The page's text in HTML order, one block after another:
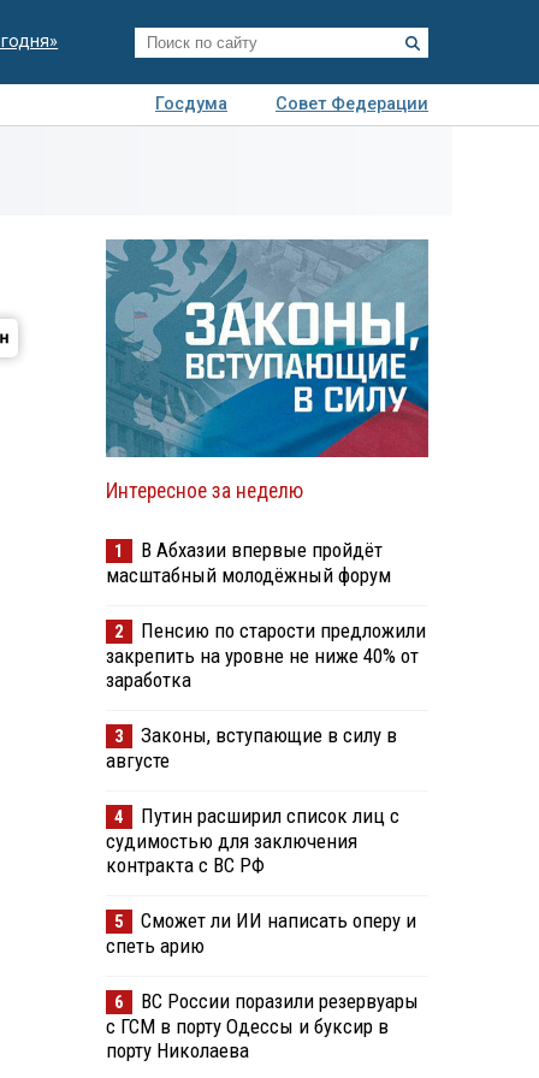
Госдума
Совет Федерации
Интересное за неделю
1
В Абхазии впервые пройдёт
масштабный молодёжный форум
2
Пенсию по старости предложили
закрепить на уровне не ниже 40% от
заработка
3
Законы, вступающие в силу в
августе
4
Путин расширил список лиц с
судимостью для заключения
контракта с ВС РФ
5
Сможет ли ИИ написать оперу и
спеть арию
6
ВС России поразили резервуары
с ГСМ в порту Одессы и буксир в
порту Николаева